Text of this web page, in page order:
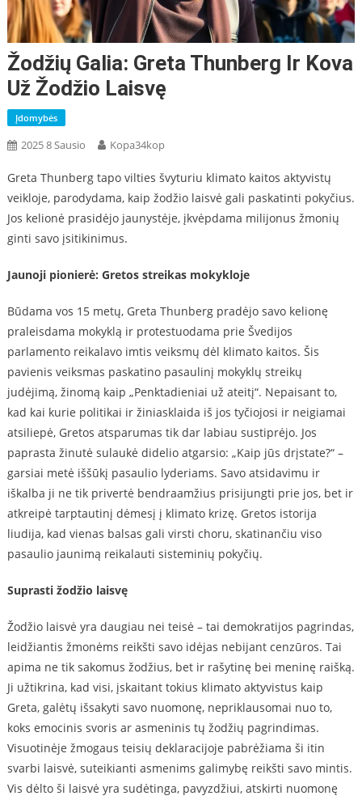
Žodžių Galia: Greta Thunberg Ir Kova
Už Žodžio Laisvę
Įdomybės
2025 8 Sausio Kopa34kop
Greta Thunberg tapo vilties švyturiu klimato kaitos aktyvistų
veikloje, parodydama, kaip žodžio laisvė gali paskatinti pokyčius.
Jos kelionė prasidėjo jaunystėje, įkvėpdama milijonus žmonių
ginti savo įsitikinimus.
Jaunoji pionierė: Gretos streikas mokykloje
Būdama vos 15 metų, Greta Thunberg pradėjo savo kelionę
praleisdama mokyklą ir protestuodama prie Švedijos
parlamento reikalavo imtis veiksmų dėl klimato kaitos. Šis
pavienis veiksmas paskatino pasaulinį mokyklų streikų
judėjimą, žinomą kaip „Penktadieniai už ateitį“. Nepaisant to,
kad kai kurie politikai ir žiniasklaida iš jos tyčiojosi ir neigiamai
atsiliepė, Gretos atsparumas tik dar labiau sustiprėjo. Jos
paprasta žinutė sulaukė didelio atgarsio: „Kaip jūs drįstate?“ –
garsiai metė iššūkį pasaulio lyderiams. Savo atsidavimu ir
iškalba ji ne tik privertė bendraamžius prisijungti prie jos, bet ir
atkreipė tarptautinį dėmesį į klimato krizę. Gretos istorija
liudija, kad vienas balsas gali virsti choru, skatinančiu viso
pasaulio jaunimą reikalauti sisteminių pokyčių.
Suprasti žodžio laisvę
Žodžio laisvė yra daugiau nei teisė – tai demokratijos pagrindas,
leidžiantis žmonėms reikšti savo idėjas nebijant cenzūros. Tai
apima ne tik sakomus žodžius, bet ir rašytinę bei meninę raišką.
Ji užtikrina, kad visi, įskaitant tokius klimato aktyvistus kaip
Greta, galėtų išsakyti savo nuomonę, nepriklausomai nuo to,
koks emocinis svoris ar asmeninis tų žodžių pagrindimas.
Visuotinėje žmogaus teisių deklaracijoje pabrėžiama ši itin
svarbi laisvė, suteikianti asmenims galimybę reikšti savo mintis.
Vis dėlto ši laisvė yra sudėtinga, pavyzdžiui, atskirti nuomonę